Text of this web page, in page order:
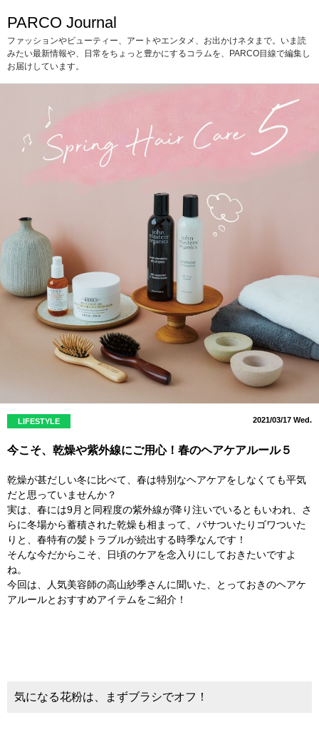
PARCO Journal
ファッションやビューティー、アートやエンタメ、お出かけネタまで。いま読
みたい最新情報や、日常をちょっと豊かにするコラムを、PARCO目線で編集し
お届けしています。
LIFESTYLE 2021/03/17 Wed.
今こそ、乾燥や紫外線にご用心！春のヘアケアルール５
乾燥が甚だしい冬に比べて、春は特別なヘアケアをしなくても平気
だと思っていませんか？
実は、春には9月と同程度の紫外線が降り注いでいるともいわれ、さ
らに冬場から蓄積された乾燥も相まって、パサついたりゴワついた
りと、春特有の髪トラブルが続出する時季なんです！
そんな今だからこそ、日頃のケアを念入りにしておきたいですよ
ね。
今回は、人気美容師の高山紗季さんに聞いた、とっておきのヘアケ
アルールとおすすめアイテムをご紹介！
気になる花粉は、まずブラシでオフ！